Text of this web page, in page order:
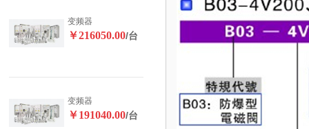
变频器
￥216050.00/台
变频器
￥191040.00/台